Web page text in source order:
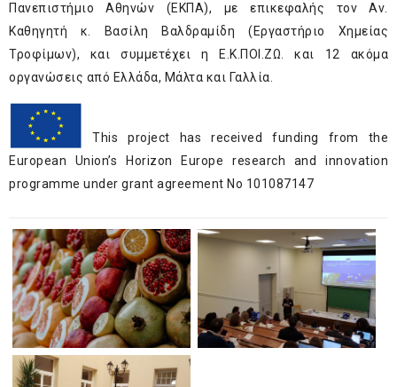
Πανεπιστήμιο Αθηνών (ΕΚΠΑ), με επικεφαλής τον Αν.
Καθηγητή κ. Βασίλη Βαλδραμίδη (Eργαστήριο Χημείας
Τροφίμων), και συμμετέχει η Ε.Κ.ΠΟΙ.ΖΩ. και 12 ακόμα
οργανώσεις από Ελλάδα, Μάλτα και Γαλλία.
This project has received funding from the
European Union’s Horizon Europe research and innovation
programme under grant agreement No 101087147